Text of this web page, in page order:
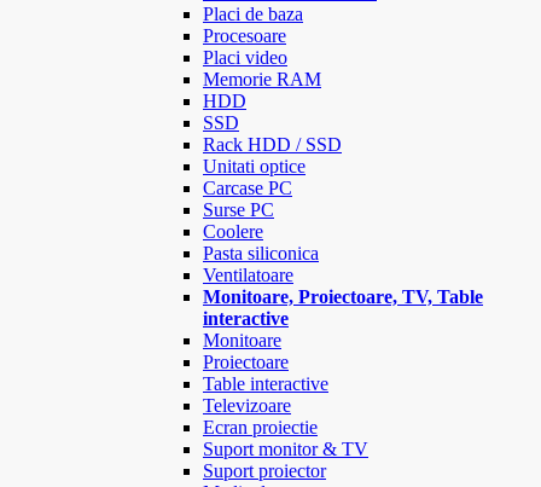
Placi de baza
Procesoare
Placi video
Memorie RAM
HDD
SSD
Rack HDD / SSD
Unitati optice
Carcase PC
Surse PC
Coolere
Pasta siliconica
Ventilatoare
Monitoare, Proiectoare, TV, Table
interactive
Monitoare
Proiectoare
Table interactive
Televizoare
Ecran proiectie
Suport monitor & TV
Suport proiector